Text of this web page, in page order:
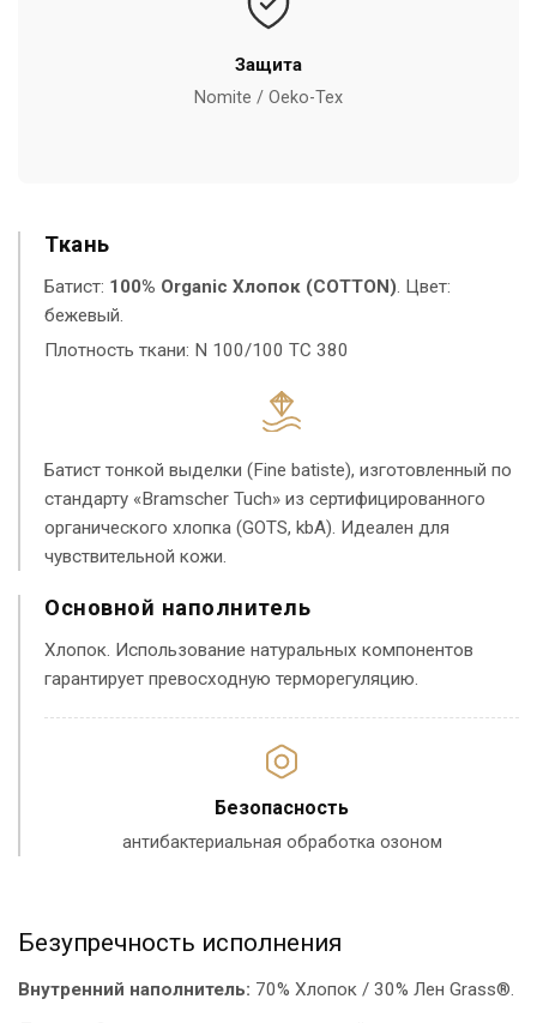
Защита
Nomite / Oeko-Tex
Ткань
Батист: 100% Organic Хлопок (COTTON). Цвет:
бежевый.
Плотность ткани: N 100/100 TC 380
Батист тонкой выделки (Fine batiste), изготовленный по
стандарту «Bramscher Tuch» из сертифицированного
органического хлопка (GOTS, kbA). Идеален для
чувствительной кожи.
Основной наполнитель
Хлопок. Использование натуральных компонентов
гарантирует превосходную терморегуляцию.
Безопасность
антибактериальная обработка озоном
Безупречность исполнения
Внутренний наполнитель: 70% Хлопок / 30% Лен Grass®.